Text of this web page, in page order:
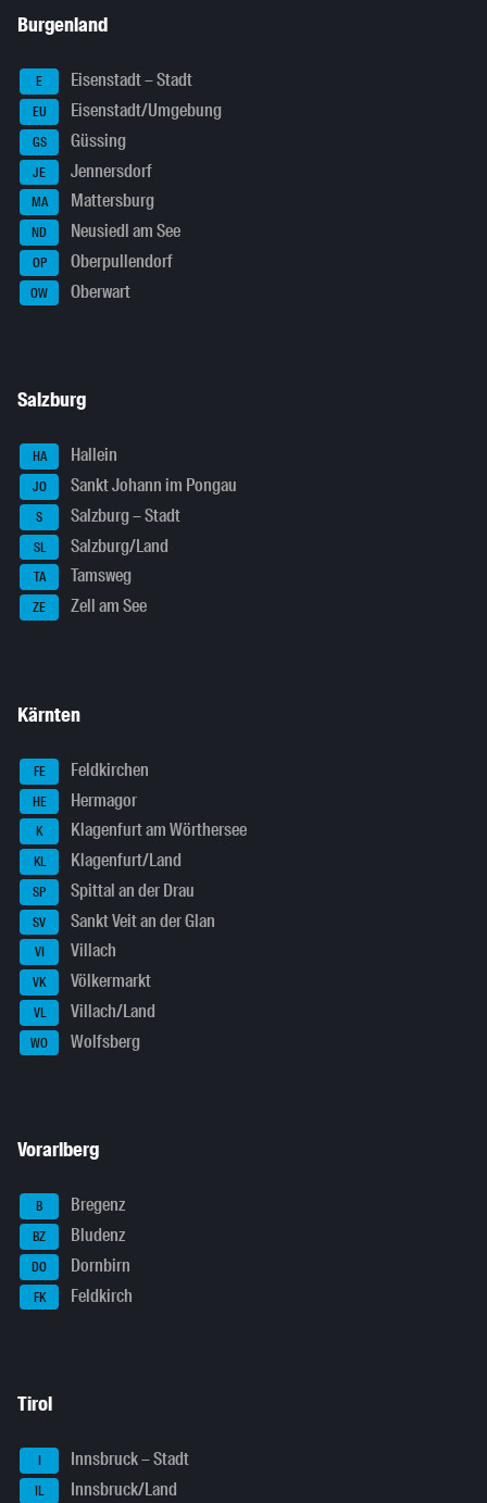
Burgenland
E Eisenstadt – Stadt
EU Eisenstadt/Umgebung
GS Güssing
JE Jennersdorf
MA Mattersburg
ND Neusiedl am See
OP Oberpullendorf
OW Oberwart
Salzburg
HA Hallein
JO Sankt Johann im Pongau
S Salzburg – Stadt
SL Salzburg/Land
TA Tamsweg
ZE Zell am See
Kärnten
FE Feldkirchen
HE Hermagor
K Klagenfurt am Wörthersee
KL Klagenfurt/Land
SP Spittal an der Drau
SV Sankt Veit an der Glan
VI Villach
VK Völkermarkt
VL Villach/Land
WO Wolfsberg
Vorarlberg
B Bregenz
BZ Bludenz
DO Dornbirn
FK Feldkirch
Tirol
I Innsbruck – Stadt
IL Innsbruck/Land